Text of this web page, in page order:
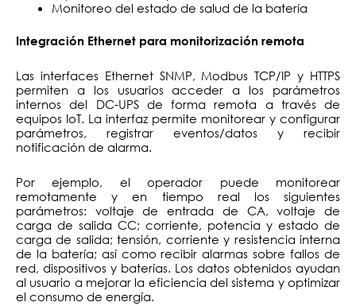
Monitoreo del estado de salud de la batería
Integración Ethernet para monitorización remota
Las interfaces Ethernet SNMP, Modbus TCP/IP y HTTPS
permiten a los usuarios acceder a los parámetros
internos del DC-UPS de forma remota a través de
equipos IoT. La interfaz permite monitorear y configurar
parámetros, registrar eventos/datos y recibir
notificación de alarma.
Por ejemplo, el operador puede monitorear
remotamente y en tiempo real los siguientes
parámetros: voltaje de entrada de CA, voltaje de
carga de salida CC; corriente, potencia y estado de
carga de salida; tensión, corriente y resistencia interna
de la batería; así como recibir alarmas sobre fallos de
red, dispositivos y baterías. Los datos obtenidos ayudan
al usuario a mejorar la eficiencia del sistema y optimizar
el consumo de energía.